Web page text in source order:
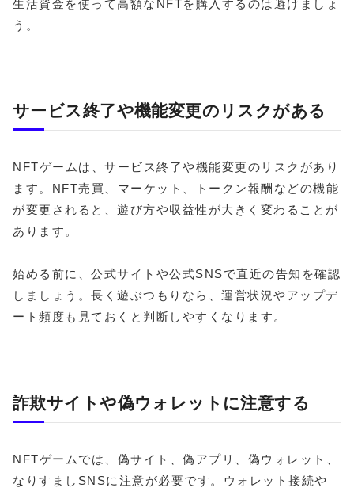
生活資金を使って高額なNFTを購入するのは避けましょ
う。
サービス終了や機能変更のリスクがある
NFTゲームは、サービス終了や機能変更のリスクがあり
ます。NFT売買、マーケット、トークン報酬などの機能
が変更されると、遊び方や収益性が大きく変わることが
あります。
始める前に、公式サイトや公式SNSで直近の告知を確認
しましょう。長く遊ぶつもりなら、運営状況やアップデ
ート頻度も見ておくと判断しやすくなります。
詐欺サイトや偽ウォレットに注意する
NFTゲームでは、偽サイト、偽アプリ、偽ウォレット、
なりすましSNSに注意が必要です。ウォレット接続や